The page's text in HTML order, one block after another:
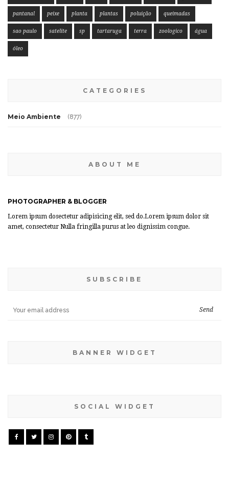
pantanal peixe planta plantas poluição queimadas
sao paulo satelite sp tartaruga terra zoologico água
óleo
CATEGORIES
Meio Ambiente (877)
ABOUT ME
PHOTOGRAPHER & BLOGGER
Lorem ipsum dosectetur adipisicing elit, sed do.Lorem ipsum dolor sit
amet, consectetur Nulla fringilla purus at leo dignissim congue.
SUBSCRIBE
BANNER WIDGET
SOCIAL WIDGET